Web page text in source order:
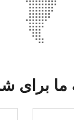
برای